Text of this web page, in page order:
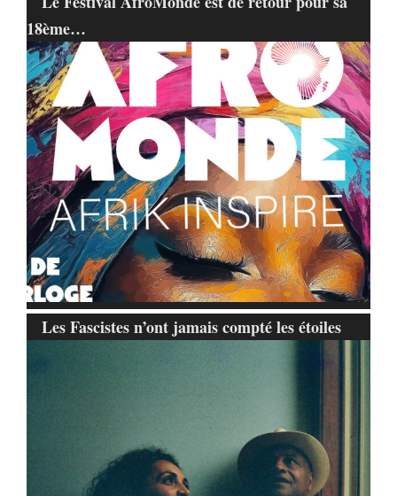
18ème…
Les Fascistes n’ont jamais compté les étoiles